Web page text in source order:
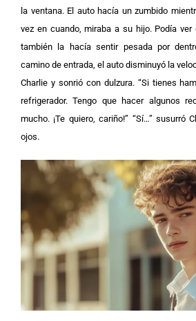
la ventana. El auto hacía un zumbido
vez en cuando, miraba a su hijo. Podía
también la hacía sentir pesada por
camino de entrada, el auto disminuyó la
Charlie y sonrió con dulzura. “Si tienes
refrigerador. Tengo que hacer algunos
mucho. ¡Te quiero, cariño!” “Sí…” susurró
ojos.